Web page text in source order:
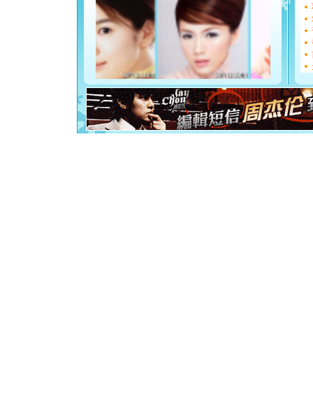
如意,快
[元旦]
看
断电。
你是我
[元旦]
如
起；二
离。水
[元旦]当
泣，这痛
卖了。水
[春节]风
颜！冬去